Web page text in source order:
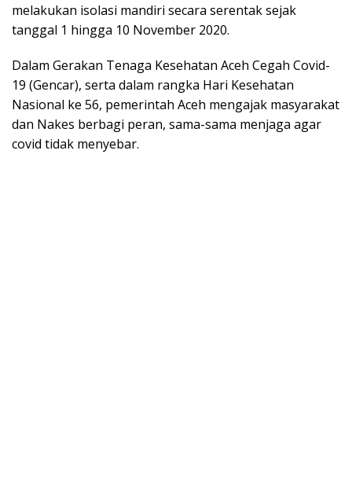
melakukan isolasi mandiri secara serentak sejak
tanggal 1 hingga 10 November 2020.
Dalam Gerakan Tenaga Kesehatan Aceh Cegah Covid-
19 (Gencar), serta dalam rangka Hari Kesehatan
Nasional ke 56, pemerintah Aceh mengajak masyarakat
dan Nakes berbagi peran, sama-sama menjaga agar
covid tidak menyebar.